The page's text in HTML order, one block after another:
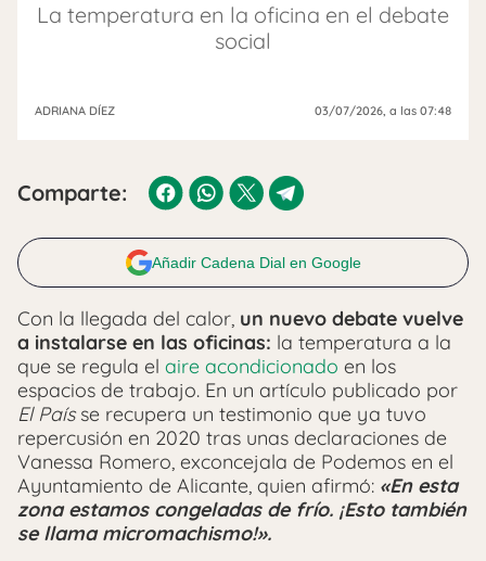
La temperatura en la oficina en el debate
social
ADRIANA DÍEZ 03/07/2026, a las 07:48
Comparte:
Añadir Cadena Dial en Google
Con la llegada del calor, un nuevo debate vuelve
a instalarse en las oficinas: la temperatura a la
que se regula el aire acondicionado en los
espacios de trabajo. En un artículo publicado por
El Paísse recupera un testimonio que ya tuvo
repercusión en 2020 tras unas declaraciones de
Vanessa Romero, exconcejala de Podemos en el
Ayuntamiento de Alicante, quien afirmó: «En esta
zona estamos congeladas de frío. ¡Esto también
se llama micromachismo!».